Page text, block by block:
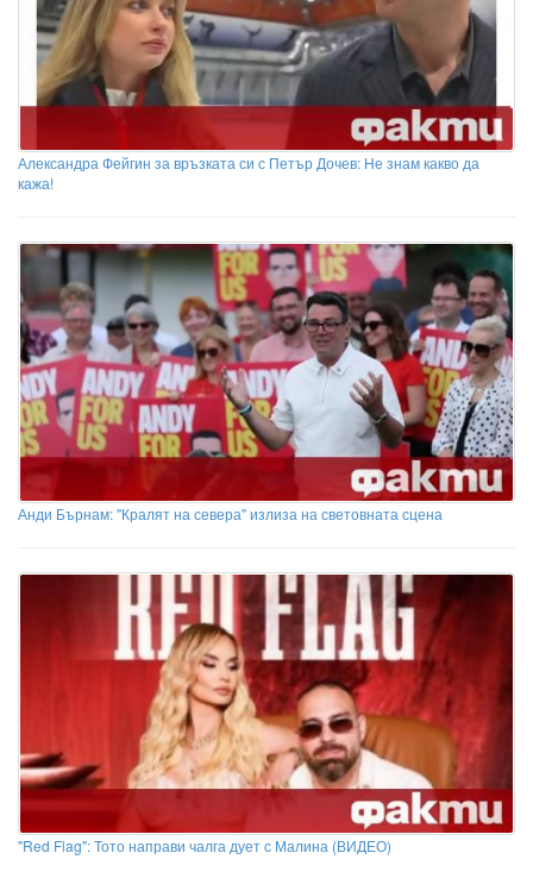
Александра Фейгин за връзката си с Петър Дочев: Не знам какво да
кажа!
Анди Бърнам: "Кралят на севера" излиза на световната сцена
"Red Flag": Тото направи чалга дует с Малина (ВИДЕО)